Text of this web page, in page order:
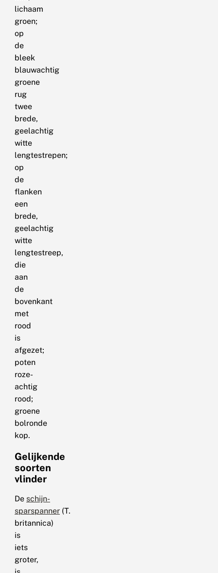
lichaam
groen;
op
de
bleek
blauwachtig
groene
rug
twee
brede,
geelachtig
witte
lengtestrepen;
op
de
flanken
een
brede,
geelachtig
witte
lengtestreep,
die
aan
de
bovenkant
met
rood
is
afgezet;
poten
roze-
achtig
rood;
groene
bolronde
kop.
Gelijkende
soorten
vlinder
De schijn-
sparspanner (T.
britannica)
is
iets
groter,